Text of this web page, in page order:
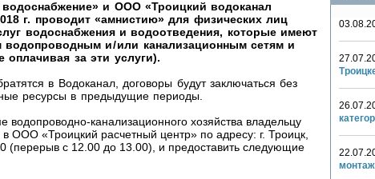
и ООО «Троицкий водоканал
г. проводит «амнистию» для физических лиц
водоснабжения и водоотведения, которые имеют
и / или канализационным сетям и
за эти услуги).
в Водоканал, договоры будут заключаться без
ресурсы в предыдущие периоды.
канализационного хозяйства владельцу
ООО «Троицкий расчетный центр» по адресу: г. Троицк,
с 12.00 до 13.00), и предоставить следующие